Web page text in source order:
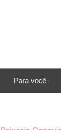
Para você